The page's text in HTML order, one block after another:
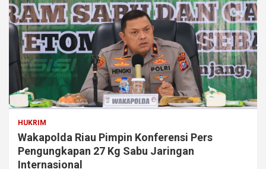
HUKRIM
Wakapolda Riau Pimpin Konferensi Pers
Pengungkapan 27 Kg Sabu Jaringan
Internasional